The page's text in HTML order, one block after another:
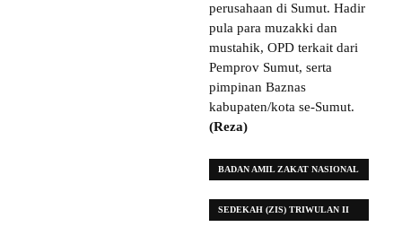
perusahaan di Sumut. Hadir
pula para muzakki dan
mustahik, OPD terkait dari
Pemprov Sumut, serta
pimpinan Baznas
kabupaten/kota se-Sumut.
(Reza)
BADAN AMIL ZAKAT NASIONAL
SEDEKAH (ZIS) TRIWULAN II